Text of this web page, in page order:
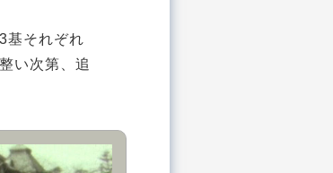
基それぞれ
い次第、追